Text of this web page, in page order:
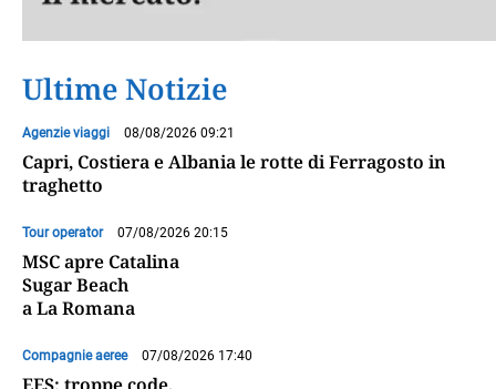
Ultime Notizie
Agenzie viaggi 08/08/2026 09:21
Capri, Costiera e Albania le rotte di Ferragosto in
traghetto
Tour operator 07/08/2026 20:15
MSC apre Catalina
Sugar Beach
a La Romana
Compagnie aeree 07/08/2026 17:40
EES: troppe code,